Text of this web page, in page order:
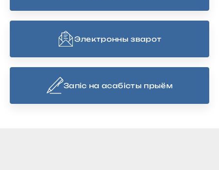
Электронны зварот
Запіс на асабісты прыём